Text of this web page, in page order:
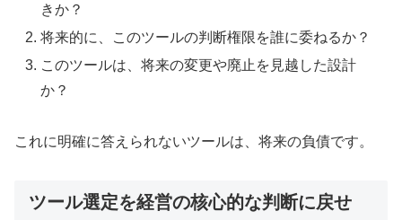
きか？
将来的に、このツールの判断権限を誰に委ねるか？
このツールは、将来の変更や廃止を見越した設計
か？
これに明確に答えられないツールは、将来の負債です。
ツール選定を経営の核心的な判断に戻せ